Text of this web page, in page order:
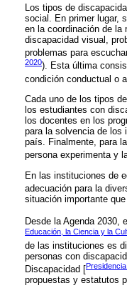
Los tipos de
social. En primer lugar,
en la coordinación de la
discapacidad visual,
problemas para
2020). Esta última
condición conductual o
Cada uno de los tipos
los estudiantes con
los docentes en los
para la solvencia de los
país. Finalmente, para
persona experimenta y
En las instituciones de
adecuación para la
situación importante
Desde la Agenda 2030,
Educación, la Ciencia y la
de las instituciones es
personas con
Discapacidad [
propuestas y estatutos